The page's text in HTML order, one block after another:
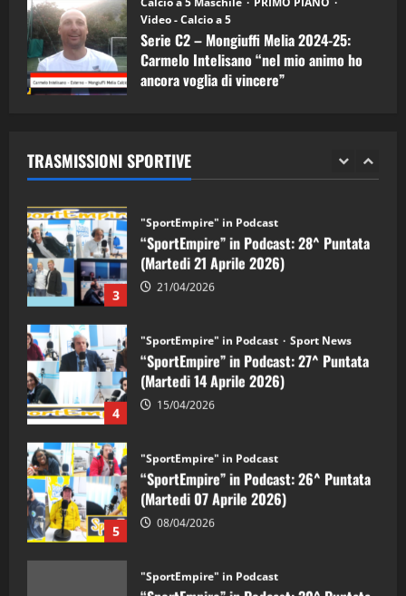
Video - Calcio a 5
Serie C2 – Mongiuffi Melia 2024-25:
Carmelo Intelisano “nel mio animo ho
ancora voglia di vincere”
TRASMISSIONI SPORTIVE
1
(Martedi 05 Maggio 2026)
08/05/2026
2 28/04/2026
3
“SportEmpire” in Podcast: 28^ Puntata
(Martedi 21 Aprile 2026)
4
“SportEmpire” in Podcast: 27^ Puntata
(Martedi 14 Aprile 2026)
5
“SportEmpire” in Podcast: 26^ Puntata
(Martedi 07 Aprile 2026)
“SportEmpire” in Podcast: 30^ Puntata